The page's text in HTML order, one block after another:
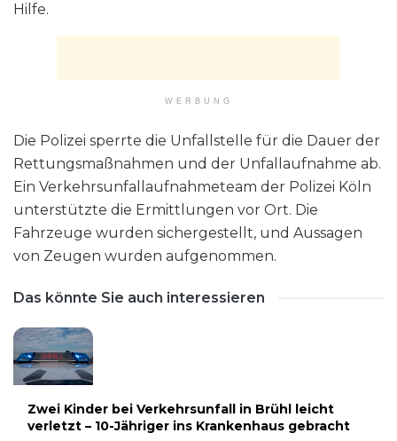
Hilfe.
WERBUNG
Die Polizei sperrte die Unfallstelle für die Dauer der
Rettungsmaßnahmen und der Unfallaufnahme ab.
Ein Verkehrsunfallaufnahmeteam der Polizei Köln
unterstützte die Ermittlungen vor Ort. Die
Fahrzeuge wurden sichergestellt, und Aussagen
von Zeugen wurden aufgenommen.
Das könnte Sie auch interessieren
Zwei Kinder bei Verkehrsunfall in Brühl leicht
verletzt – 10-Jähriger ins Krankenhaus gebracht